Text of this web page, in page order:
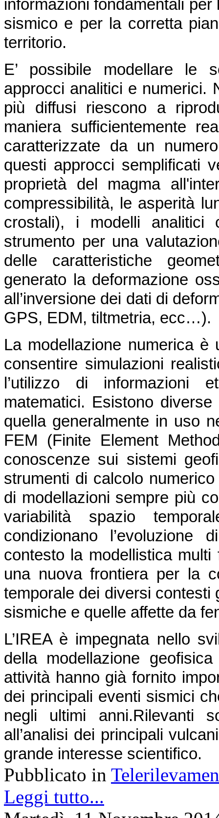
informazioni fondamentali
sismico e per la corretta
territorio.
E’ possibile modellare le
approcci analitici e numerici.
più diffusi riescono a
maniera sufficientemente
caratterizzate da un
questi approcci semplificati
proprietà del magma
compressibilità, le asperità
crostali), i modelli analitici
strumento per una
delle caratteristiche
generato la deformazione
all’inversione dei dati di
GPS, EDM, tiltmetria, ecc…).
La modellazione numerica
consentire simulazioni
l’utilizzo di informazioni
matematici. Esistono
quella generalmente in uso
FEM (Finite Element
conoscenze sui sistemi
strumenti di calcolo
di modellazioni sempre più
variabilità spazio
condizionano
contesto la modellistica
una nuova frontiera per la
temporale dei diversi contesti
sismiche e quelle affette da
L’IREA è impegnata nello
della modellazione
attività hanno già fornito
dei principali eventi sismici
negli ultimi anni.Rilevanti
all’analisi dei principali
grande interesse scientifico.
Pubblicato in
Leggi tutto...